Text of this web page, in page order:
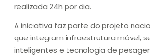
realizada 24h por dia.
A iniciativa faz parte do projeto
que integram infraestrutura móvel,
inteligentes e tecnologia de